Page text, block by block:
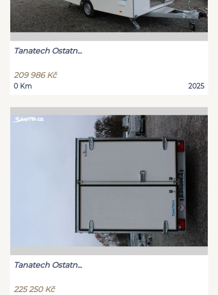
Tanatech Ostatn...
209 986 Kč
0 Km 2025
Tanatech Ostatn...
225 250 Kč